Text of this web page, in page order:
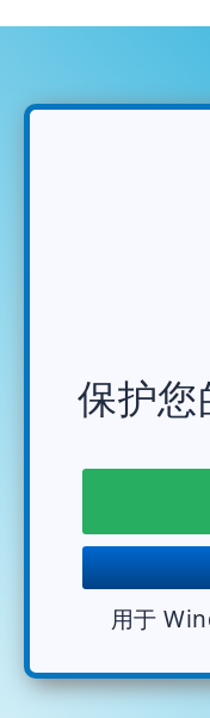
保护
用于